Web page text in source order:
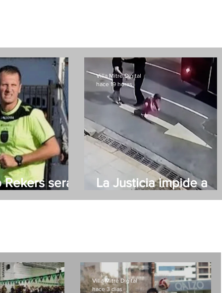
será
Villa Mitre
La Justicia impide a
Moyano acercarse a
Villa Mitre Digital
hace 19 horas
Villa Mitre Digital
hace 3 días